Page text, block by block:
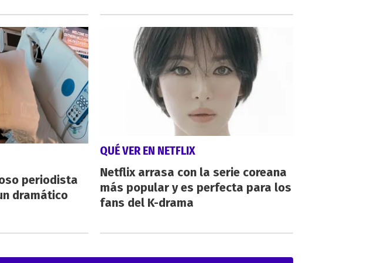
periodista
dramático
QUÉ VER EN NETFLIX
Netflix arrasa con la serie coreana
más popular y es perfecta para los
fans del K-drama